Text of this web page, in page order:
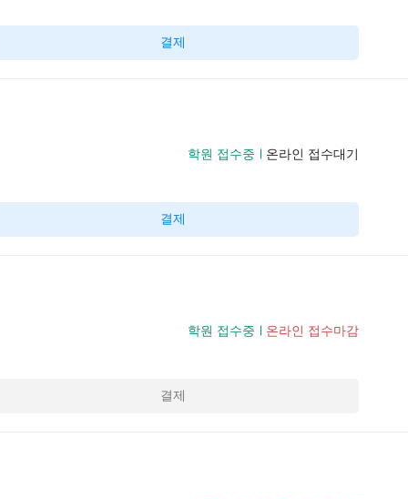
결제
학원 접수중 온라인 접수대기
결제
학원 접수중 온라인 접수마감
결제